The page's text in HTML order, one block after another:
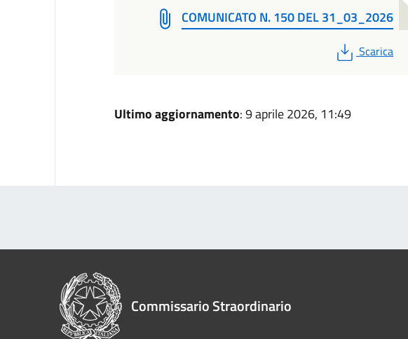
COMUNICATO N. 150 DEL 31_03_2026
PDF
Scarica
Ultimo aggiornamento: 9 aprile 2026, 11:49
Commissario Straordinario